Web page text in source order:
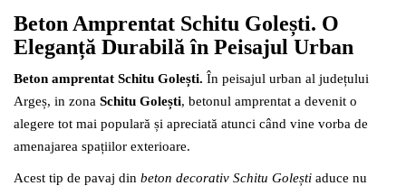
Beton Amprentat Schitu Golești. O
Eleganță Durabilă în Peisajul Urban
Beton amprentat Schitu Golești. În peisajul urban al județului
Argeș, in zona Schitu Golești, betonul amprentat a devenit o
alegere tot mai populară și apreciată atunci când vine vorba de
amenajarea spațiilor exterioare.
Acest tip de pavaj din beton decorativ Schitu Golești aduce nu